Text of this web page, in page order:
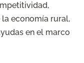
economía rural,
en el marco